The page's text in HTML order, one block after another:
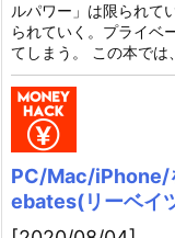
ルパワー」は限られて
られていく。プライベ
てしまう。 この本では
PC/Mac/iPhone/
ebates(リーベイ